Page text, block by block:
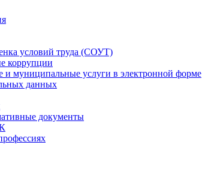
условий труда (СОУТ)
коррупции
и муниципальные услуги в электронной форме
данных
документы